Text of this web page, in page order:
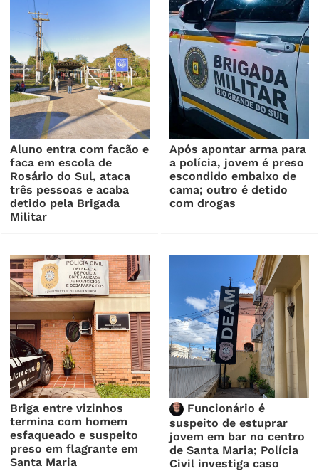
Aluno entra com facão e
faca em escola de
Rosário do Sul, ataca
três pessoas e acaba
detido pela Brigada
Militar
Após apontar arma para
a polícia, jovem é preso
escondido embaixo de
cama; outro é detido
com drogas
Briga entre vizinhos
termina com homem
esfaqueado e suspeito
preso em flagrante em
Santa Maria
Funcionário é
suspeito de estuprar
jovem em bar no centro
de Santa Maria; Polícia
Civil investiga caso